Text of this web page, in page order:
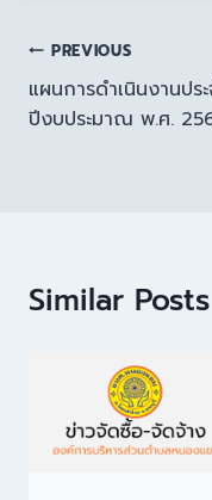
PREVIOUS
แผนการดำเนินงานประ
ปีงบประมาณ พ.ศ.
Similar Posts